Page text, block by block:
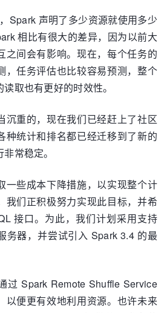
Spark 声明了多少资源就使用多少
相比有很大的差异，因为以前大
之间会有影响。现在，每个任务的
，任务评估也比较容易预测，整个
取也有更好的时效性。
沉重的，现在我们已经赶上了社区
种统计和排名都已经迁移到了新的
常稳定。
一些成本下降措施，以实现整个计
我们正积极努力实现此目标，并希
接口。为此，我们计划采用支持
务器，并尝试引入 Spark 3.4 的最
过 Spark Remote Shuffle Service
以便更有效地利用资源。也许未来